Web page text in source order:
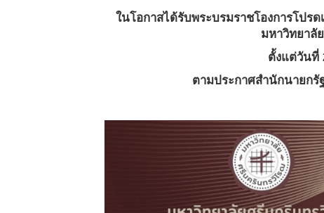
ในโอกาสได้รับพระบรมราชโองการโปร
มหาวิทยาลั
ตั้งแต่วันที่
ตามประกาศสำนักนายก